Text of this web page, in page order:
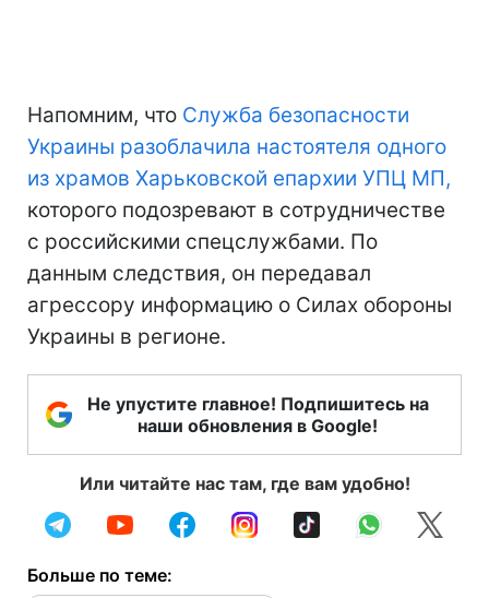
Напомним, что Служба безопасности
Украины разоблачила настоятеля одного
из храмов Харьковской епархии УПЦ МП,
которого подозревают в сотрудничестве
с российскими спецслужбами. По
данным следствия, он передавал
агрессору информацию о Силах обороны
Украины в регионе.
Не упустите главное! Подпишитесь на
наши обновления в Google!
Или читайте нас там, где вам удобно!
Больше по теме: